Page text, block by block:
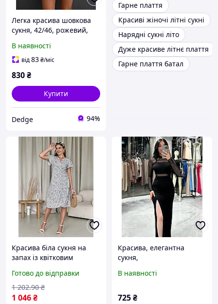
Легка красива шовкова
сукня, 42/46, рожевий,
В наявності
від83₴/міс
830₴
Купити
Dedge 94%
Гарне плаття
Красиві жіночі літні сукні
Нарядні сукні літо
Дуже красиве літнє плаття
Гарне плаття батал
Красива біла сукня на
запах із квітковим
Merlini довжина 110 см
для будь-якого типу
фігури
Готово до відправки
1 046₴
1 202.90 ₴
Красива, елегантна
сукня,
В наявності
725₴